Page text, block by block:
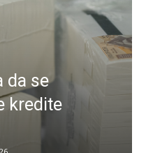
da se
kredite